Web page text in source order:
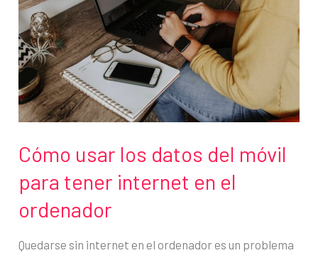
un
televisor
Cómo usar los datos del móvil
para tener internet en el
ordenador
Quedarse sin internet en el ordenador es un problema